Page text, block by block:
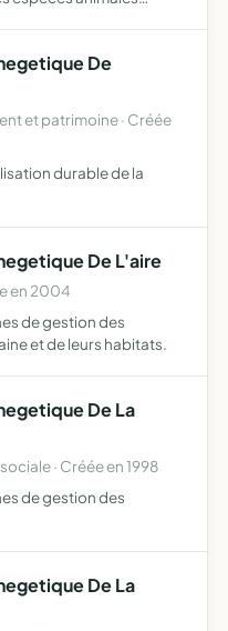
De
et patrimoine · Créée
durable de la
De L'aire
en 2004
de gestion des
et de leurs habitats.
De La
· Créée en 1998
de gestion des
De La